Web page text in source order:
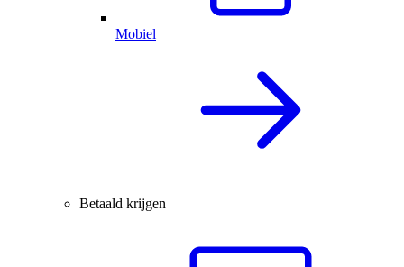
Mobiel
Betaald krijgen